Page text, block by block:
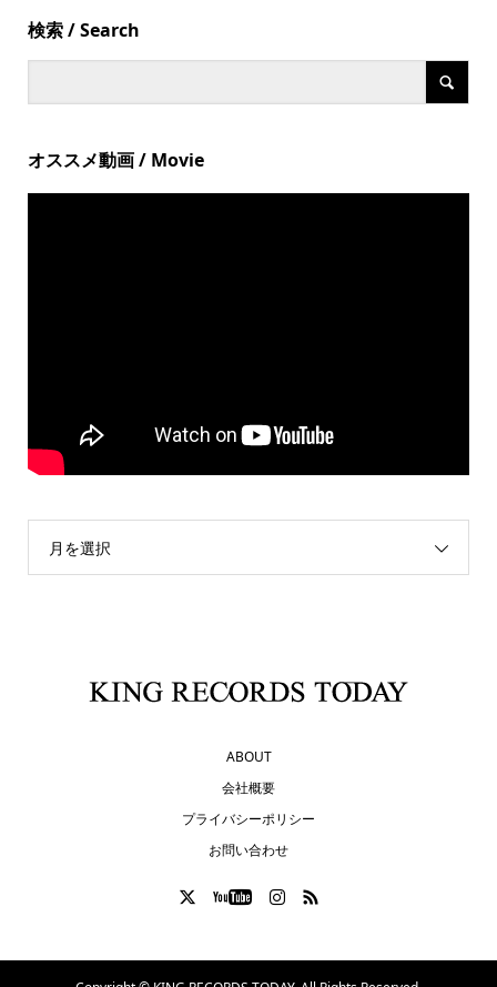
検索 / Search
オススメ動画 / Movie
月を選択
ABOUT
会社概要
プライバシーポリシー
お問い合わせ